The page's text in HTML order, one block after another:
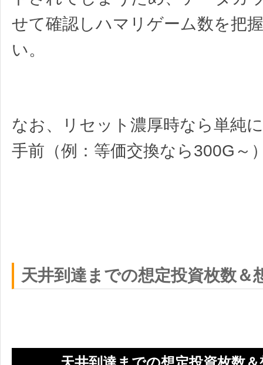
せて確認しハマリゲーム数を把
い。
なお、リセット濃厚時なら単純
手前（例：等価交換なら300G～
天井到達までの想定投資枚数＆